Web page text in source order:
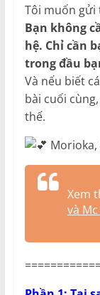
Tôi muốn
Bạn không
hệ. Chỉ cần
trong đầu
Và nếu biết
bài cuối
thế.
Morioka,
Xem
và